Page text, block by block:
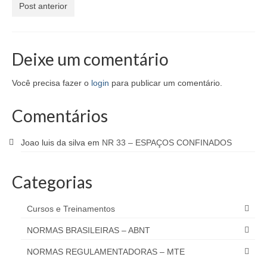
Post anterior
Deixe um comentário
Você precisa fazer o login para publicar um comentário.
Comentários
Joao luis da silva em NR 33 – ESPAÇOS CONFINADOS
Categorias
Cursos e Treinamentos
NORMAS BRASILEIRAS – ABNT
NORMAS REGULAMENTADORAS – MTE